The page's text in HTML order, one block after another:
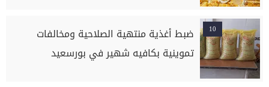
10
ضبط أغذية منتهية الصلاحية ومخالفات
تموينية بكافيه شهير في بورسعيد